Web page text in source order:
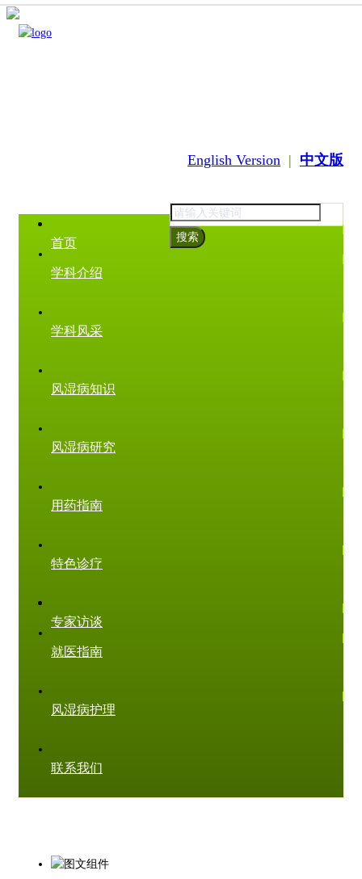
English Version | 中文版
搜索
首页
学科介绍
学科风采
风湿病知识
风湿病研究
用药指南
特色诊疗
专家访谈
就医指南
风湿病护理
联系我们